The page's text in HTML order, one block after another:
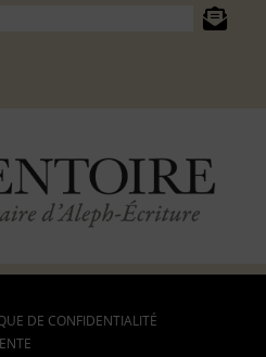
DE CONFIDENTIALITÉ